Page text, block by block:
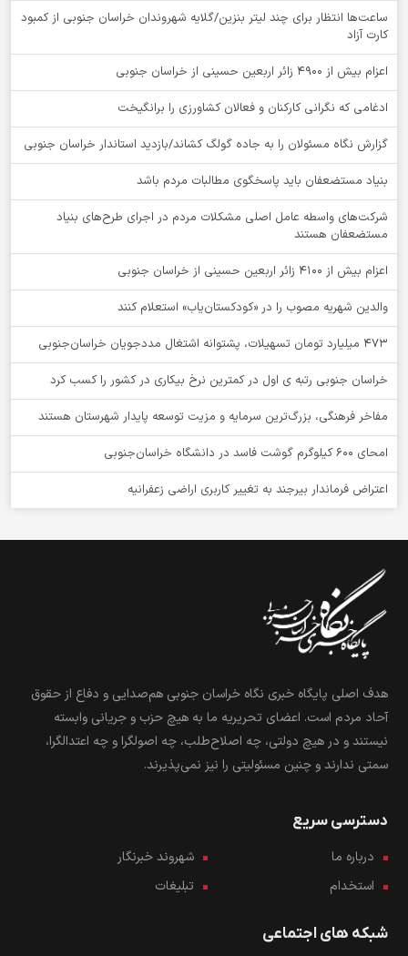
ساعت‌ها انتظار برای چند لیتر بنزین/گلایه شهروندان خراسان جنوبی از کمبود
کارت آزاد
اعزام بیش از 4900 زائر اربعین حسینی از خراسان جنوبی
ادغامی که نگرانی کارکنان و فعالان کشاورزی را برانگیخت
گزارش نگاه مسئولان را به جاده گولگ کشاند/بازدید استاندار خراسان جنوبی
بنیاد مستضعفان باید پاسخگوی مطالبات مردم باشد
شرکت‌های واسطه عامل اصلی مشکلات مردم در اجرای طرح‌های بنیاد
مستضعفان هستند
اعزام بیش از 4100 زائر اربعین حسینی از خراسان جنوبی
والدین شهریه مصوب را در «کودکستان‌یاب» استعلام کنند
۴۷۳ میلیارد تومان تسهیلات، پشتوانه اشتغال مددجویان خراسان‌جنوبی
خراسان جنوبی رتبه ی اول در کمترین نرخ بیکاری در کشور را کسب کرد
مفاخر فرهنگی، بزرگ‌ترین سرمایه و مزیت توسعه پایدار شهرستان هستند
امحای ۶۰۰ کیلوگرم گوشت فاسد در دانشگاه خراسان‌جنوبی
اعتراض فرماندار بیرجند به تغییر کاربری اراضی زعفرانیه
هدف اصلی پایگاه خبری نگاه خراسان جنوبی هم‌صدایی و دفاع از حقوق
آحاد مردم است. اعضای تحریریه ما به هیچ حزب و جریانی وابسته
نیستند و در هیچ دولتی، چه اصلاح‌طلب، چه اصولگرا و چه اعتدالگرا،
سمتی ندارند و چنین مسئولیتی را نیز نمی‌پذیرند.
دسترسی سریع
درباره ما
شهروند خبرنگار
استخدام
تبلیغات
شبکه های اجتماعی